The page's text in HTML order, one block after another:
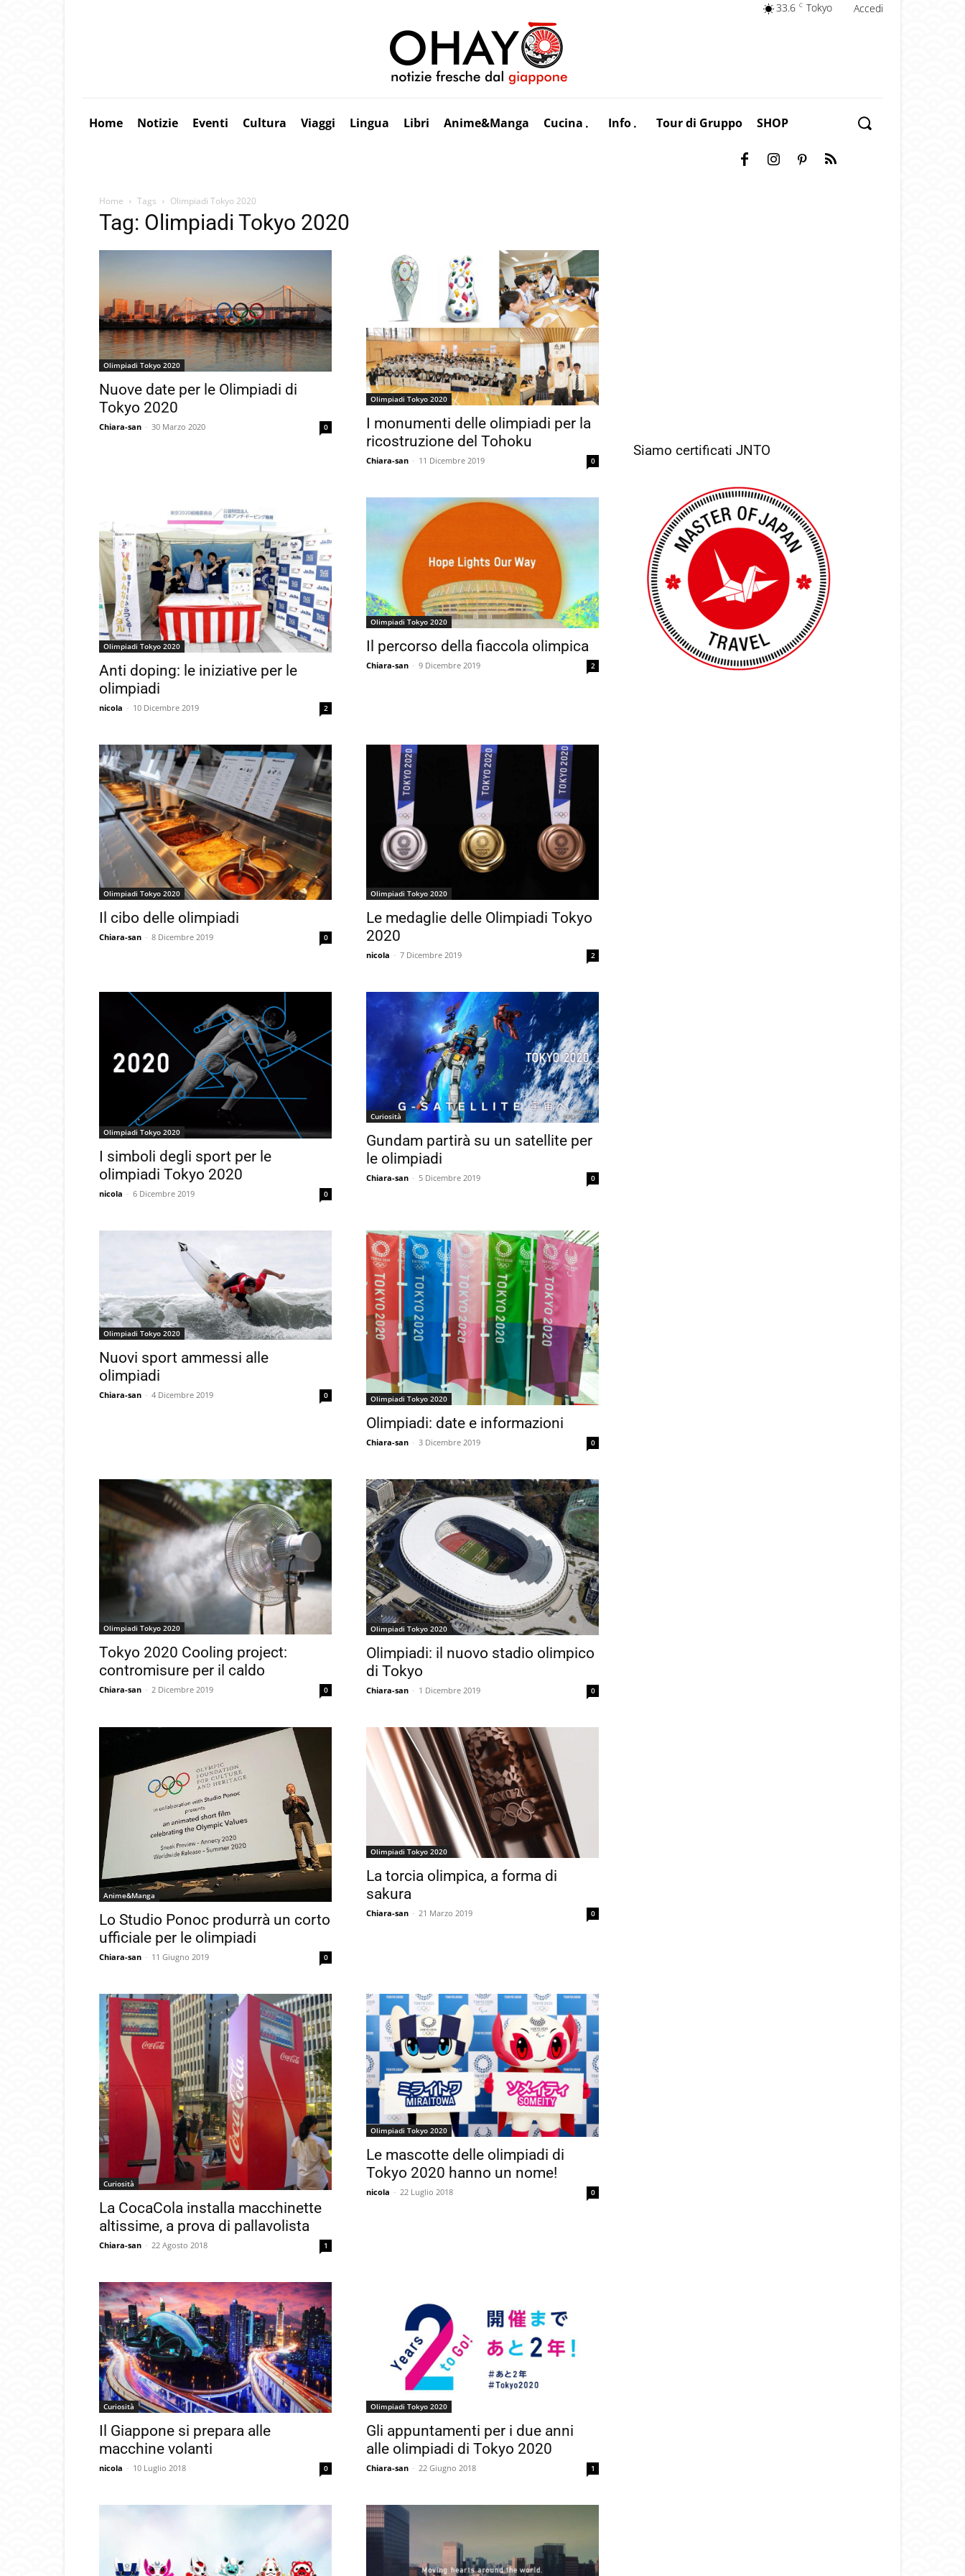
Accedi
33.6 C Tokyo
Home Notizie Eventi Cultura Viaggi Lingua Libri Anime&Manga Cucina Info Tour di Gruppo SHOP
Home Tags Olimpiadi Tokyo 2020
Tag: Olimpiadi Tokyo 2020
Olimpiadi Tokyo 2020
Nuove date per le Olimpiadi di
Tokyo 2020
Chiara-san - 30 Marzo 2020 0
Olimpiadi Tokyo 2020
I monumenti delle olimpiadi per la
ricostruzione del Tohoku
Chiara-san - 11 Dicembre 2019 0
Olimpiadi Tokyo 2020
Anti doping: le iniziative per le
olimpiadi
nicola - 10 Dicembre 2019 2
Olimpiadi Tokyo 2020
Il percorso della fiaccola olimpica
Chiara-san - 9 Dicembre 2019 2
Olimpiadi Tokyo 2020
Il cibo delle olimpiadi
Chiara-san - 8 Dicembre 2019 0
Olimpiadi Tokyo 2020
Le medaglie delle Olimpiadi Tokyo
2020
nicola - 7 Dicembre 2019 2
Olimpiadi Tokyo 2020
I simboli degli sport per le
olimpiadi Tokyo 2020
nicola - 6 Dicembre 2019 0
Curiosità
Gundam partirà su un satellite per
le olimpiadi
Chiara-san - 5 Dicembre 2019 0
Olimpiadi Tokyo 2020
Nuovi sport ammessi alle
olimpiadi
Chiara-san - 4 Dicembre 2019 0 Olimpiadi Tokyo 2020
Olimpiadi: date e informazioni
Chiara-san - 3 Dicembre 2019 0
Olimpiadi Tokyo 2020
Tokyo 2020 Cooling project:
contromisure per il caldo
Chiara-san - 2 Dicembre 2019 0
Olimpiadi Tokyo 2020
Olimpiadi: il nuovo stadio olimpico
di Tokyo
Chiara-san - 1 Dicembre 2019 0
Anime&Manga
Lo Studio Ponoc produrrà un corto
ufficiale per le olimpiadi
Chiara-san - 11 Giugno 2019 0
Olimpiadi Tokyo 2020
La torcia olimpica, a forma di
sakura
Chiara-san - 21 Marzo 2019 0
Curiosità
La CocaCola installa macchinette
altissime, a prova di pallavolista
Chiara-san - 22 Agosto 2018 1
Olimpiadi Tokyo 2020
Le mascotte delle olimpiadi di
Tokyo 2020 hanno un nome!
nicola - 22 Luglio 2018 0
Curiosità
Il Giappone si prepara alle
macchine volanti
nicola - 10 Luglio 2018 0
Olimpiadi Tokyo 2020
Gli appuntamenti per i due anni
alle olimpiadi di Tokyo 2020
Chiara-san - 22 Giugno 2018 1
Siamo certificati JNTO